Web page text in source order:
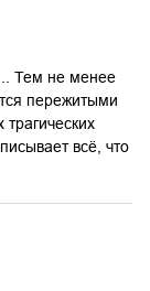
Тем не менее
пережитыми
всё, что